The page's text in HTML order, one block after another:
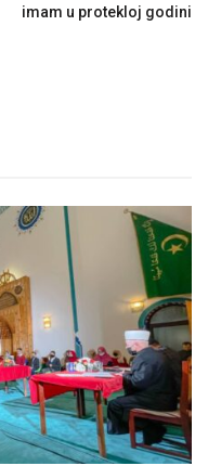
imam u protekloj godini